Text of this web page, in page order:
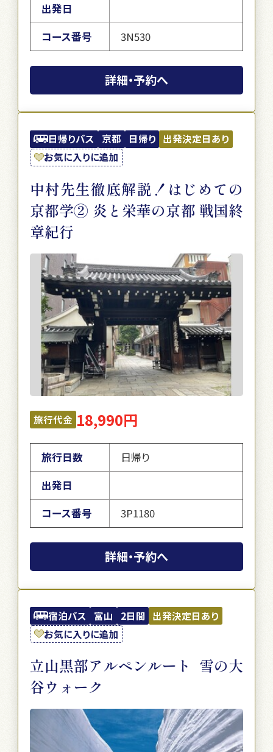
出発日
コース番号
3N530
詳細・予約へ
日帰りバス 京都 日帰り 出発決定日あり
お気に入りに追加
中村先生徹底解説！はじめての
京都学② 炎と栄華の京都 戦国終
章紀行
旅行代金 18,990円
旅行日数
日帰り
出発日
コース番号
3P1180
詳細・予約へ
宿泊バス 富山 2日間 出発決定日あり
お気に入りに追加
立山黒部アルペンルート 雪の大
谷ウォーク